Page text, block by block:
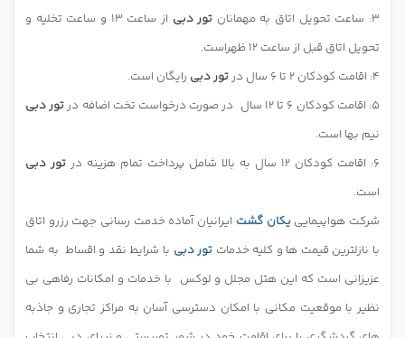
3: ساعت تحویل اتاق به مهمانان
تور دبی
از ساعت 13 و ساعت تخلیه و
تحویل اتاق قبل از ساعت 12 ظهراست.
4: اقامت کودکان 2 تا 6 سال در
تور دبی رایگان است.
5: اقامت کودکان 6 تا 12 سال
در صورت درخواست تخت اضافه در تور دبی
نیم بها است.
6: اقامت کودکان 12 سال به بالا شامل پرداخت تمام هزینه در
تور دبی
است.
شرکت هواپیمایی یکان گشت ایرانیان آماده خدمت رسانی جهت رزرو اتاق
با نازلترین قیمت ها و کلیه خدمات تور دبی با شرایط نقد و اقساط به شما
عزیزانی است که این هتل مجلل و لوکس با خدمات و امکانات رفاهی بی
نظیر با موقعیت مکانی با امکان دسترسی آسان به مراکز تجاری و جاذبه